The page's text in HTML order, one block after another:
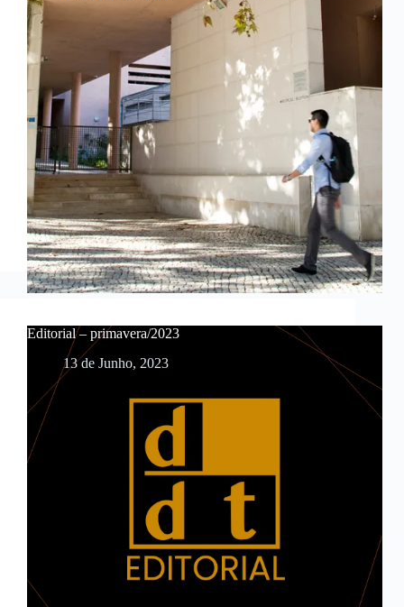
Editorial – primavera/2023
13 de Junho, 2023